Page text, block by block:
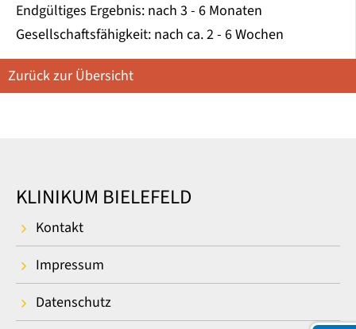
Endgültiges Ergebnis: nach 3 - 6 Monaten
Gesellschaftsfähigkeit: nach ca. 2 - 6 Wochen
Zurück zur Übersicht
KLINIKUM BIELEFELD
Kontakt
Impressum
Datenschutz